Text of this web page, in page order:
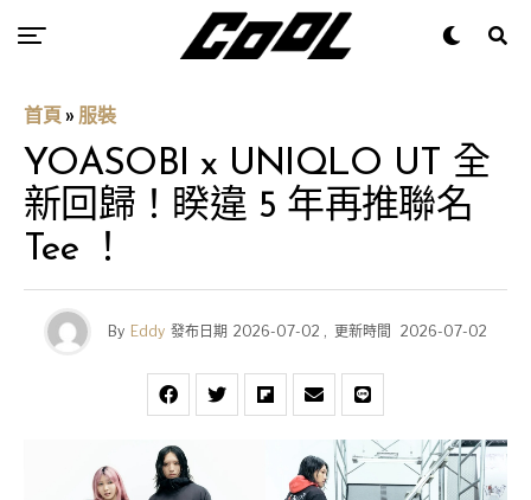
首頁 » 服裝
YOASOBI x UNIQLO UT 全
新回歸！睽違 5 年再推聯名
Tee ！
By Eddy 發布日期 2026-07-02 , 更新時間 2026-07-02